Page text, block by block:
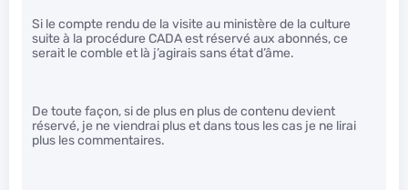
Si le compte rendu de la visite au ministère de la culture
suite à la procédure CADA est réservé aux abonnés, ce
serait le comble et là j’agirais sans état d’âme.
De toute façon, si de plus en plus de contenu devient
réservé, je ne viendrai plus et dans tous les cas je ne lirai
plus les commentaires.